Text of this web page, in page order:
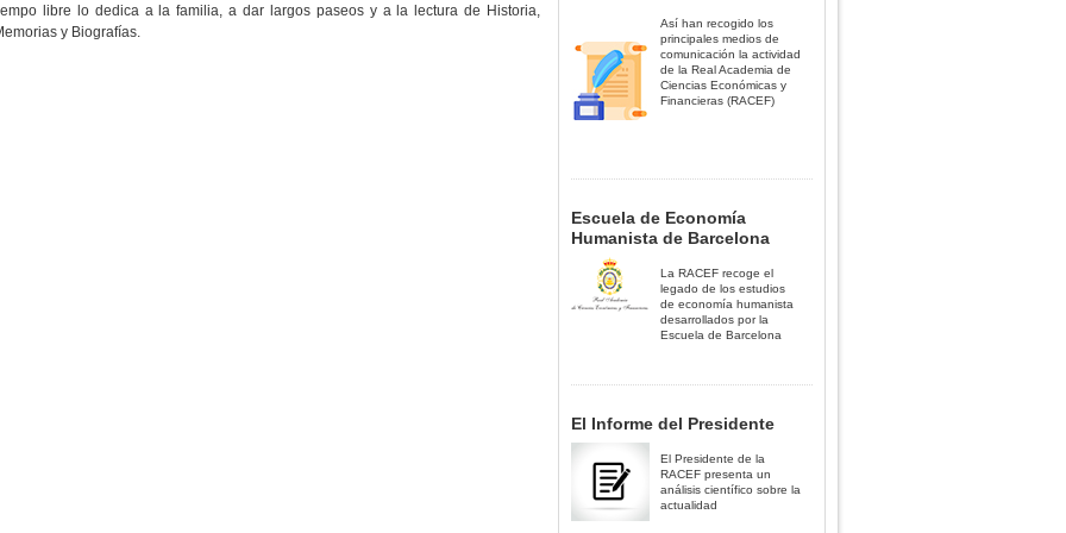
libre lo dedica a la familia, a dar largos paseos y a la lectura de Historia,
y Biografías.
Así han recogido los
principales medios de
comunicación la actividad
de la Real Academia de
Ciencias Económicas y
Financieras (RACEF)
Escuela de Economía
Humanista de Barcelona
La RACEF recoge el
legado de los estudios
de economía humanista
desarrollados por la
Escuela de Barcelona
El Informe del Presidente
El Presidente de la
RACEF presenta un
análisis científico sobre la
actualidad